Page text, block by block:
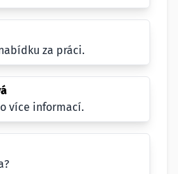
za práci.
více informací.